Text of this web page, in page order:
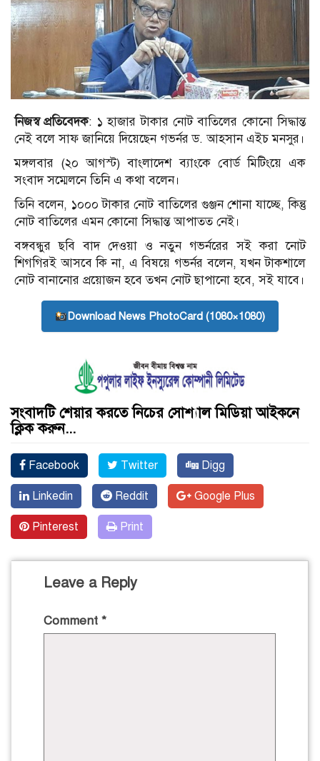
নিজস্ব প্রতিবেদক: ১ হাজার টাকার নোট বা‌তিলের কোনো সিদ্ধান্ত
নেই বলে সাফ জা‌নিয়ে দিয়েছেন গভর্নর ড. আহসান এইচ মনসুর।
মঙ্গলবার (২০ আগস্ট) বাংলাদেশ ব্যাংকে বোর্ড মি‌টিংয়ে এক
সংবাদ সম্মেলনে ‌তি‌নি এ কথা বলেন।
তি‌নি বলেন, ১০০০ টাকার নোট বা‌তিলের গুঞ্জন শোনা যাচ্ছে, কিন্তু
নোট বা‌তিলের এমন কোনো সিদ্ধান্ত আপাতত নেই।
বঙ্গবন্ধুর ছ‌বি বাদ দেওয়া ও নতুন গভর্নরের সই করা ‌নোট
শিগ‌গিরই আসবে কি না, এ বিষয়ে গভর্নর বলেন, যখন টাকশালে
নোট বানানোর প্রয়োজন হবে তখন নোট ছাপানো হবে, সই যাবে।
Download News PhotoCard (1080×1080)
সংবাদটি শেয়ার করতে নিচের সোশ্যাল মিডিয়া আইকনে
ক্লিক করুন...
Facebook Twitter Digg
Linkedin Reddit Google Plus
Pinterest Print
Leave a Reply
Comment *